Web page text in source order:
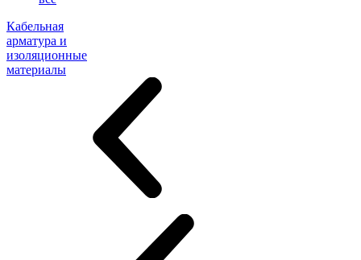
Кабельная
арматура и
изоляционные
материалы